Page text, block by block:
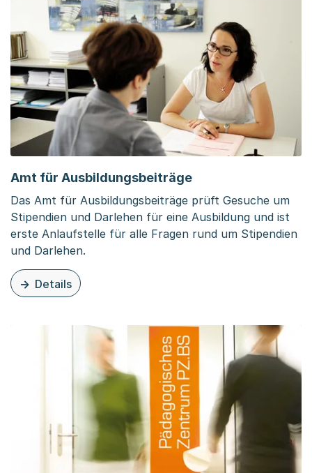
Amt für Ausbildungsbeiträge
Das Amt für Ausbildungsbeiträge prüft Gesuche um
Stipendien und Darlehen für eine Ausbildung und ist
erste Anlaufstelle für alle Fragen rund um Stipendien
und Darlehen.
Details
zu dieser Organisationsseite: Amt für